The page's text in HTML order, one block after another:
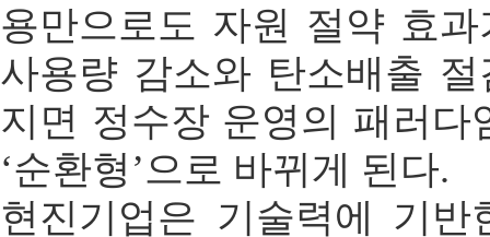
용만으로도 자원 절약 효
사용량 감소와 탄소배출
지면 정수장 운영의 패러다
‘순환형’으로 바뀌게 된다.
현진기업은 기술력에 기